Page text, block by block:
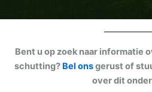
Bent u op zoek naar informatie
schutting? Bel onsgerust of
over dit